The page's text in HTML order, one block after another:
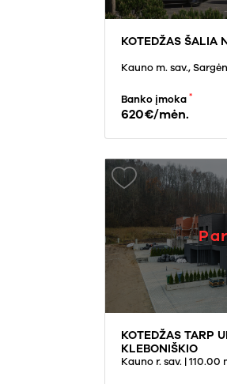
KOTEDŽAS ŠALIA
Kauno m. sav.,
Banko įmoka *
620€/mėn.
KOTEDŽAS TARP
KLEBONIŠKIO
Kauno r. sav. | 110.00